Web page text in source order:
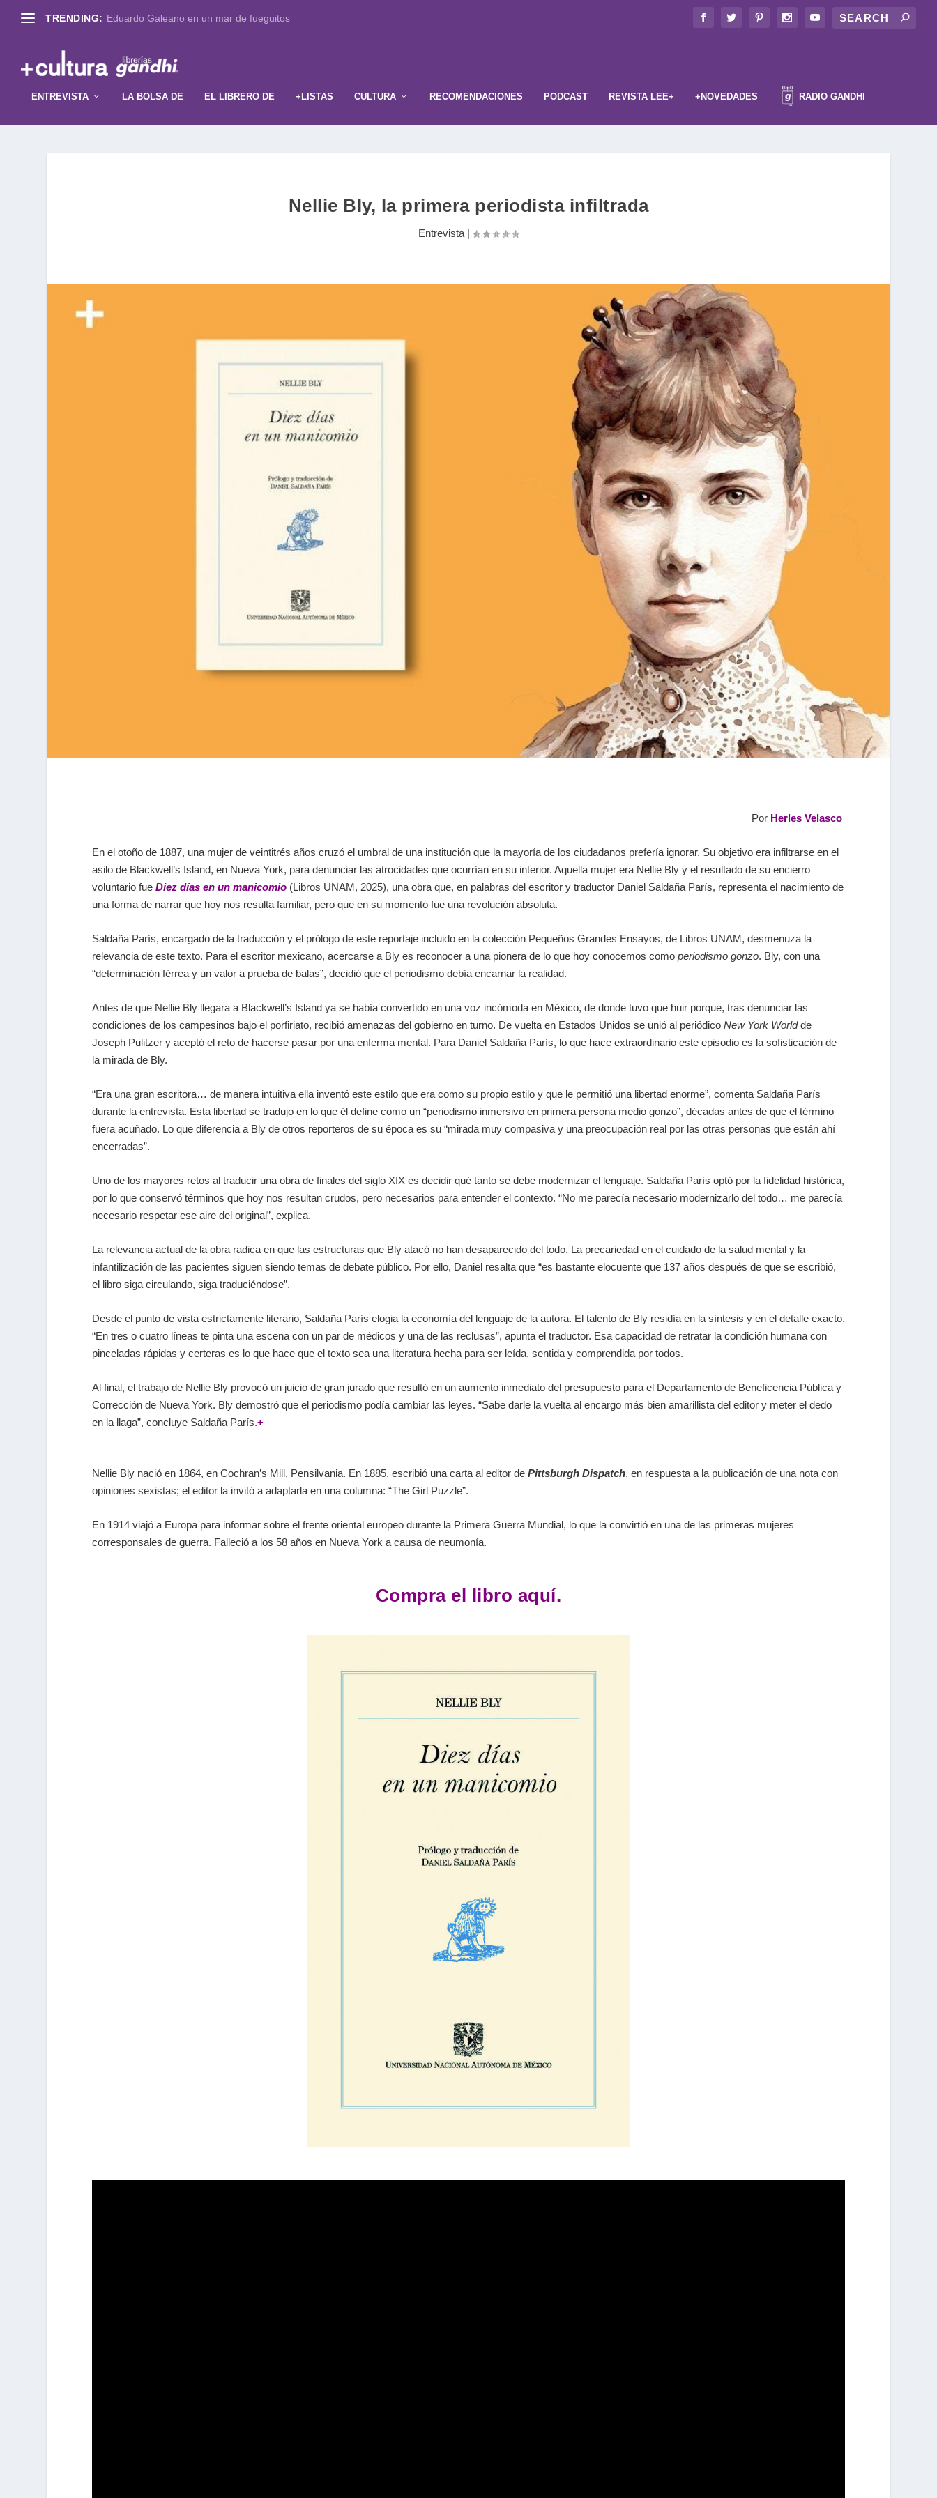
TRENDING: Eduardo Galeano en un mar de fueguitos
ENTREVISTA LA BOLSA DE EL LIBRERO DE +LISTAS CULTURA RECOMENDACIONES PODCAST REVISTA LEE+ +NOVEDADES RADIO GANDHI
Nellie Bly, la primera periodista infiltrada
Entrevista |
Por Herles Velasco
En el otoño de 1887, una mujer de veintitrés años cruzó el umbral de una institución que la mayoría de los ciudadanos prefería ignorar. Su objetivo era infiltrarse en el
asilo de Blackwell’s Island, en Nueva York, para denunciar las atrocidades que ocurrían en su interior. Aquella mujer era Nellie Bly y el resultado de su encierro
voluntario fue Diez días en un manicomio (Libros UNAM, 2025), una obra que, en palabras del escritor y traductor Daniel Saldaña París, representa el nacimiento de
una forma de narrar que hoy nos resulta familiar, pero que en su momento fue una revolución absoluta.
Saldaña París, encargado de la traducción y el prólogo de este reportaje incluido en la colección Pequeños Grandes Ensayos, de Libros UNAM, desmenuza la
relevancia de este texto. Para el escritor mexicano, acercarse a Bly es reconocer a una pionera de lo que hoy conocemos como periodismo gonzo. Bly, con una
“determinación férrea y un valor a prueba de balas”, decidió que el periodismo debía encarnar la realidad.
Antes de que Nellie Bly llegara a Blackwell’s Island ya se había convertido en una voz incómoda en México, de donde tuvo que huir porque, tras denunciar las
condiciones de los campesinos bajo el porfiriato, recibió amenazas del gobierno en turno. De vuelta en Estados Unidos se unió al periódico New York Worldde
Joseph Pulitzer y aceptó el reto de hacerse pasar por una enferma mental. Para Daniel Saldaña París, lo que hace extraordinario este episodio es la sofisticación de
la mirada de Bly.
“Era una gran escritora… de manera intuitiva ella inventó este estilo que era como su propio estilo y que le permitió una libertad enorme”, comenta Saldaña París
durante la entrevista. Esta libertad se tradujo en lo que él define como un “periodismo inmersivo en primera persona medio gonzo”, décadas antes de que el término
fuera acuñado. Lo que diferencia a Bly de otros reporteros de su época es su “mirada muy compasiva y una preocupación real por las otras personas que están ahí
encerradas”.
Uno de los mayores retos al traducir una obra de finales del siglo XIX es decidir qué tanto se debe modernizar el lenguaje. Saldaña París optó por la fidelidad histórica,
por lo que conservó términos que hoy nos resultan crudos, pero necesarios para entender el contexto. “No me parecía necesario modernizarlo del todo… me parecía
necesario respetar ese aire del original”, explica.
La relevancia actual de la obra radica en que las estructuras que Bly atacó no han desaparecido del todo. La precariedad en el cuidado de la salud mental y la
infantilización de las pacientes siguen siendo temas de debate público. Por ello, Daniel resalta que “es bastante elocuente que 137 años después de que se escribió,
el libro siga circulando, siga traduciéndose”.
Desde el punto de vista estrictamente literario, Saldaña París elogia la economía del lenguaje de la autora. El talento de Bly residía en la síntesis y en el detalle exacto.
“En tres o cuatro líneas te pinta una escena con un par de médicos y una de las reclusas”, apunta el traductor. Esa capacidad de retratar la condición humana con
pinceladas rápidas y certeras es lo que hace que el texto sea una literatura hecha para ser leída, sentida y comprendida por todos.
Al final, el trabajo de Nellie Bly provocó un juicio de gran jurado que resultó en un aumento inmediato del presupuesto para el Departamento de Beneficencia Pública y
Corrección de Nueva York. Bly demostró que el periodismo podía cambiar las leyes. “Sabe darle la vuelta al encargo más bien amarillista del editor y meter el dedo
en la llaga”, concluye Saldaña París.+
Nellie Bly nació en 1864, en Cochran’s Mill, Pensilvania. En 1885, escribió una carta al editor de Pittsburgh Dispatch, en respuesta a la publicación de una nota con
opiniones sexistas; el editor la invitó a adaptarla en una columna: “The Girl Puzzle”.
En 1914 viajó a Europa para informar sobre el frente oriental europeo durante la Primera Guerra Mundial, lo que la convirtió en una de las primeras mujeres
corresponsales de guerra. Falleció a los 58 años en Nueva York a causa de neumonía.
Compra el libro aquí.